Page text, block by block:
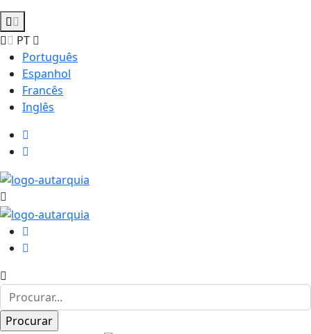
PT
Português
Espanhol
Francês
Inglês